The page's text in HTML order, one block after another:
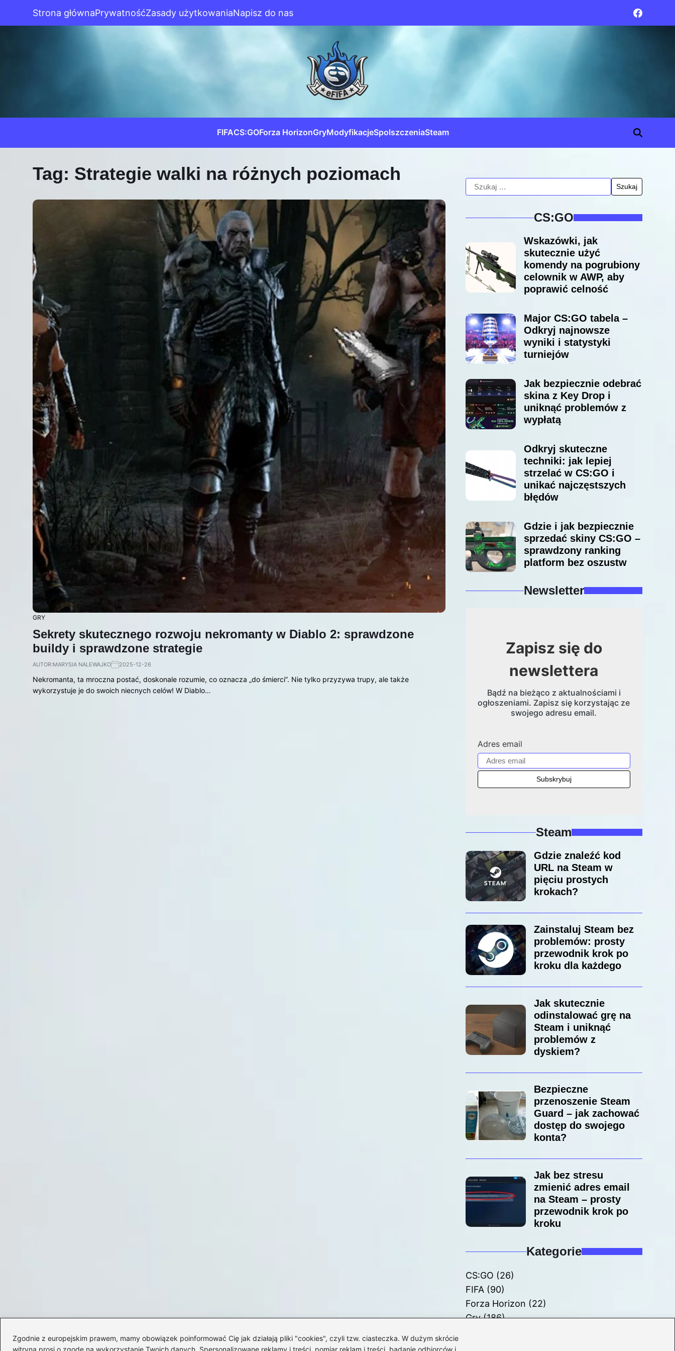
Zgodnie z europejskim prawem, mamy obowiązek poinformować Cię jak działają pliki "cookies", czyli tzw. ciasteczka. W dużym skrócie
witryna prosi o zgodę na wykorzystanie Twoich danych. Spersonalizowane reklamy i treści, pomiar reklam i treści, badanie odbiorców i
Strona głównaPrywatnośćZasady użytkowaniaNapisz do nas
FIFACS:GOForza HorizonGryModyfikacjeSpolszczeniaSteam
Tag: Strategie walki na różnych poziomach
GRY
Sekrety skutecznego rozwoju nekromanty w Diablo 2: sprawdzone
buildy i sprawdzone strategie
AUTOR:MARYSIA NALEWAJKO 2025-12-26
Nekromanta, ta mroczna postać, doskonale rozumie, co oznacza „do śmierci”. Nie tylko przyzywa trupy, ale także
wykorzystuje je do swoich niecnych celów! W Diablo…
CS:GO
Wskazówki, jak
skutecznie użyć
komendy na pogrubiony
celownik w AWP, aby
poprawić celność
Major CS:GO tabela –
Odkryj najnowsze
wyniki i statystyki
turniejów
Jak bezpiecznie odebrać
skina z Key Drop i
uniknąć problemów z
wypłatą
Odkryj skuteczne
techniki: jak lepiej
strzelać w CS:GO i
unikać najczęstszych
błędów
Gdzie i jak bezpiecznie
sprzedać skiny CS:GO –
sprawdzony ranking
platform bez oszustw
Newsletter
Zapisz się do
newslettera
Bądź na bieżąco z aktualnościami i
ogłoszeniami. Zapisz się korzystając ze
swojego adresu email.
Adres email
Steam
Gdzie znaleźć kod
URL na Steam w
pięciu prostych
krokach?
Zainstaluj Steam bez
problemów: prosty
przewodnik krok po
kroku dla każdego
Jak skutecznie
odinstalować grę na
Steam i uniknąć
problemów z
dyskiem?
Bezpieczne
przenoszenie Steam
Guard – jak zachować
dostęp do swojego
konta?
Jak bez stresu
zmienić adres email
na Steam – prosty
przewodnik krok po
kroku
Kategorie
CS:GO (26)
FIFA(90)
Forza Horizon (22)
Gry(186)